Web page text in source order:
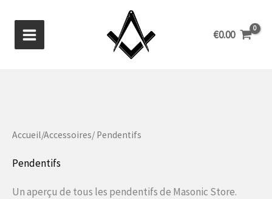
contenu
€0.00
Accueil/Accessoires/ Pendentifs
Pendentifs
Un aperçu de tous les pendentifs de Masonic Store.